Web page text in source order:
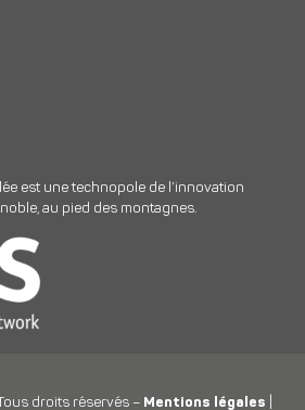
est une technopole de l’innovation
au pied des montagnes.
droits réservés – Mentions légales